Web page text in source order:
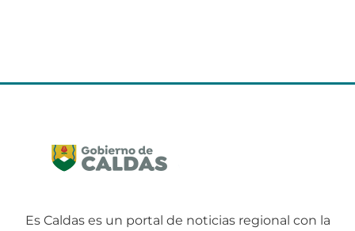
Es Caldas es un portal de noticias regional con la